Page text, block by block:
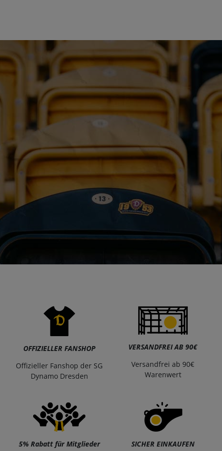
OFFIZIELLER FANSHOP
Offizieller Fanshop der SG
Dynamo Dresden
VERSANDFREI AB 90€
Versandfrei ab 90€
Warenwert
5% Rabatt für Mitglieder
SICHER EINKAUFEN